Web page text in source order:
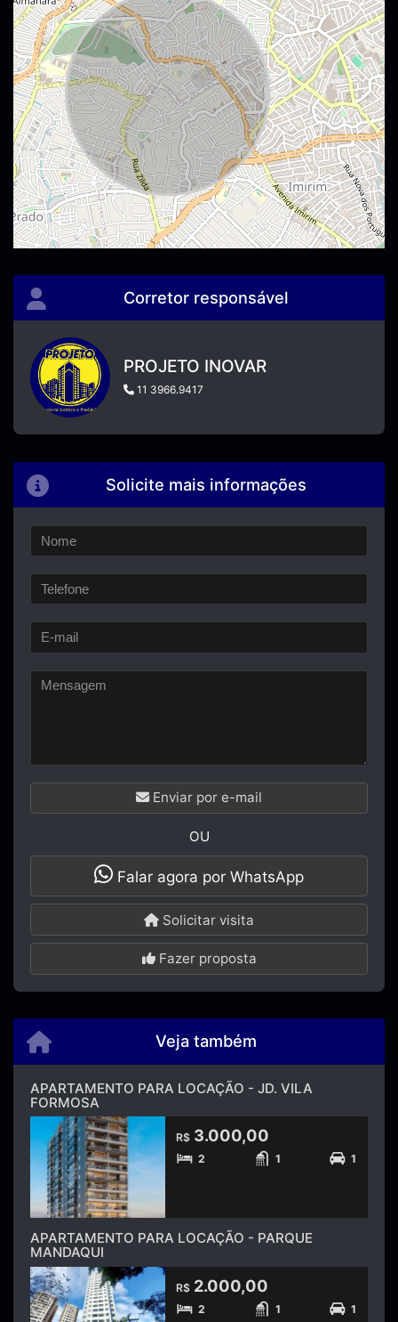
Corretor responsável
PROJETO INOVAR
11 3966.9417
Solicite mais informações
Enviar por e-mail
OU
Falar agora por WhatsApp
Solicitar visita
Fazer proposta
Veja também
APARTAMENTO PARA LOCAÇÃO - JD. VILA
FORMOSA
R$ 3.000,00
2 1 1
APARTAMENTO PARA LOCAÇÃO - PARQUE
MANDAQUI
R$ 2.000,00
2 1 1